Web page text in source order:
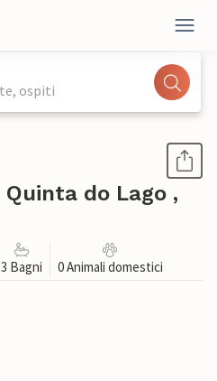
ospiti
do Lago ,
3 Bagni 0 Animali domestici